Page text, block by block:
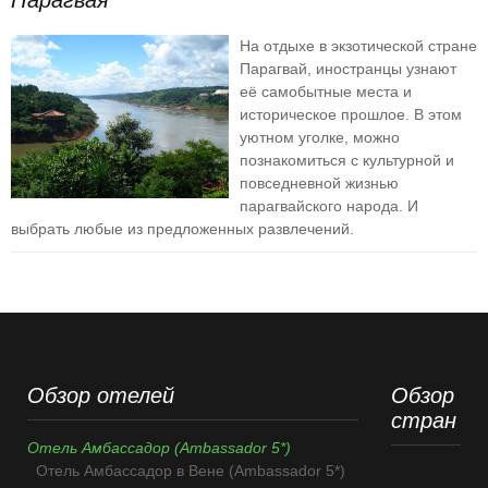
На отдыхе в экзотической стране
Парагвай, иностранцы узнают
её самобытные места и
историческое прошлое. В этом
уютном уголке, можно
познакомиться с культурной и
повседневной жизнью
парагвайского народа. И
выбрать любые из предложенных развлечений.
Обзор отелей
Отель Амбассадор (Ambassador 5*)
Отель Амбассадор в Вене (Ambassador 5*)
Обзор
стран